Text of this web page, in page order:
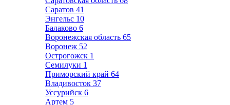
Саратов 41
Энгельс 10
Балаково 6
Воронежская область 65
Воронеж 52
Острогожск 1
Семилуки 1
Приморский край 64
Владивосток 37
Уссурийск 6
Артем 5